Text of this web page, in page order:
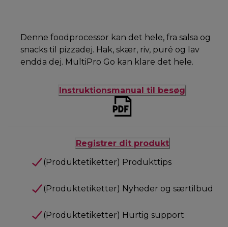
Denne foodprocessor kan det hele, fra salsa og
snacks til pizzadej. Hak, skær, riv, puré og lav
endda dej. MultiPro Go kan klare det hele.
Instruktionsmanual til besøg
Registrer dit produkt
(Produktetiketter) Produkttips
(Produktetiketter) Nyheder og særtilbud
(Produktetiketter) Hurtig support